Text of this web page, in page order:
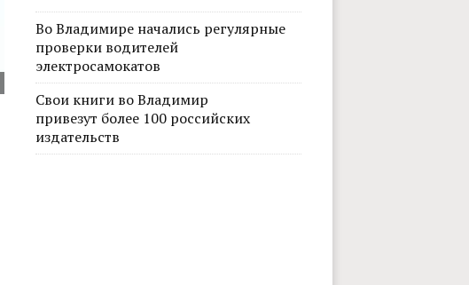
Во Владимире начались регулярные
проверки водителей
электросамокатов
Свои книги во Владимир
привезут более 100 российских
издательств